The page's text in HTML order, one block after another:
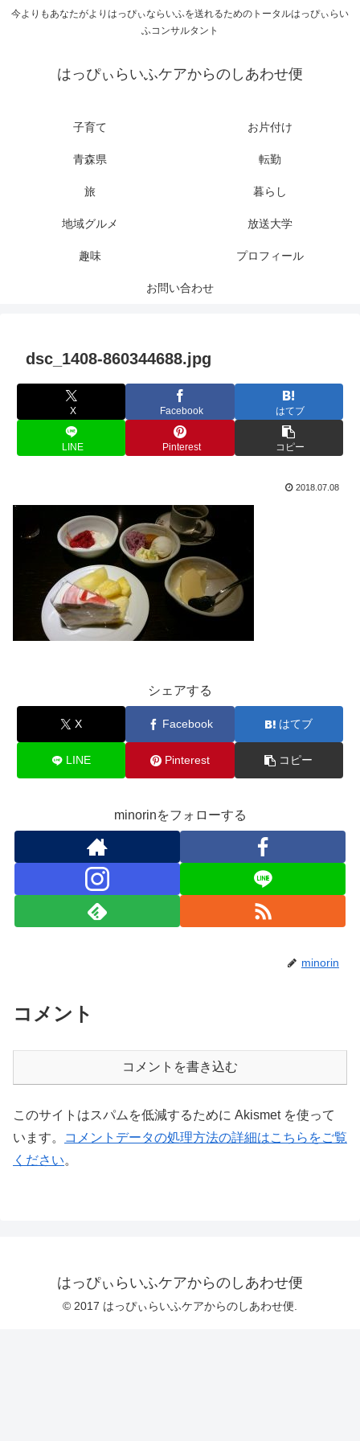
今よりもあなたがよりはっぴぃならいふを送れるためのトータルはっぴぃらい
ふコンサルタント
はっぴぃらいふケアからのしあわせ便
子育て お片付け
青森県 転勤
旅 暮らし
地域グルメ 放送大学
趣味 プロフィール
お問い合わせ
dsc_1408-860344688.jpg
X Facebook はてブ
LINE Pinterest コピー
2018.07.08
シェアする
X Facebook はてブ
LINE Pinterest コピー
minorinをフォローする
minorin
コメント
コメントを書き込む
このサイトはスパムを低減するために Akismet を使って
います。
コメントデータの処理方法の詳細はこちらをご覧
ください。
はっぴぃらいふケアからのしあわせ便
© 2017 はっぴぃらいふケアからのしあわせ便.